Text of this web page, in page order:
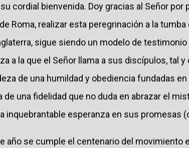
cordial bienvenida. Doy gracias al Señor
Roma, realizar esta peregrinación a la
sigue siendo un modelo de
a la que el Señor llama a sus discípulos, tal
de una humildad y obediencia fundadas
de una fidelidad que no duda en abrazar el
inquebrantable esperanza en sus promesas
año se cumple el centenario del